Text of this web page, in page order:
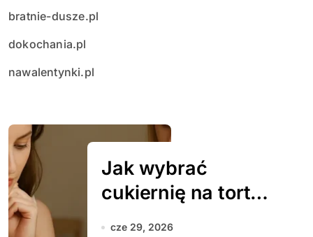
bratnie-dusze.pl
dokochania.pl
nawalentynki.pl
Jak wybrać
cukiernię na tort
weselny
cze 29, 2026